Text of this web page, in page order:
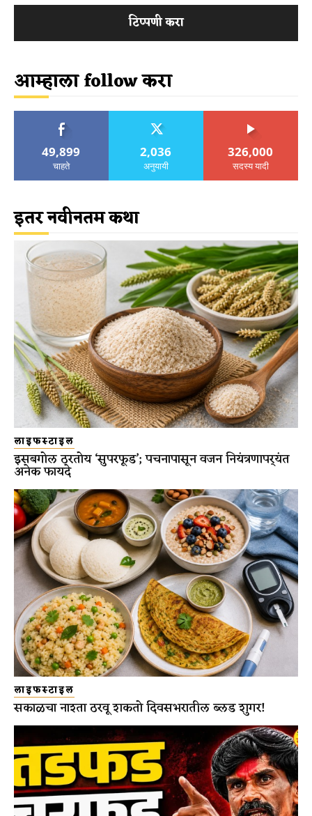
आम्हाला follow करा
49,899
चाहते
2,036
अनुयायी
326,000
सदस्य यादी
इतर नवीनतम कथा
लाइफस्टाइल
इसबगोल ठरतोय ‘सुपरफूड’; पचनापासून वजन नियंत्रणापर्यंत
अनेक फायदे
लाइफस्टाइल
सकाळचा नाश्ता ठरवू शकतो दिवसभरातील ब्लड शुगर!